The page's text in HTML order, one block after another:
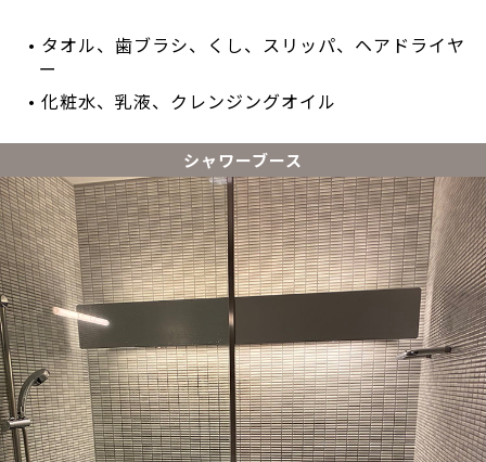
• タオル、歯ブラシ、くし、スリッパ、ヘアドライヤ
ー
• 化粧水、乳液、クレンジングオイル
シャワーブース